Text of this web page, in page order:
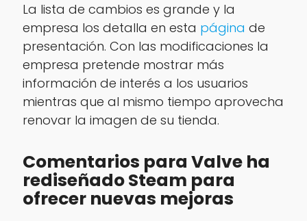
La lista de cambios es grande y la
empresa los detalla en esta página de
presentación. Con las modificaciones la
empresa pretende mostrar más
información de interés a los usuarios
mientras que al mismo tiempo aprovecha
renovar la imagen de su tienda.
Comentarios para Valve ha
rediseñado Steam para
ofrecer nuevas mejoras